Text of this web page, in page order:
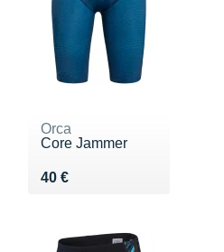
Orca
Core Jammer
40 €
Vendu 40 €